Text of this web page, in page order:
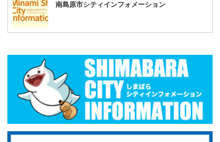
南島原市シティインフォメーション